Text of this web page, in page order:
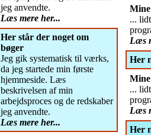
jeg anvendte.
Læs mere her...
Her står der noget om
bøger
Jeg gik systematisk til værks,
da jeg startede min første
hjemmeside. Læs
beskrivelsen af min
arbejdsproces og de redskaber
jeg anvendte.
Læs mere her...
...
Læs
Her
...
Læs
Her